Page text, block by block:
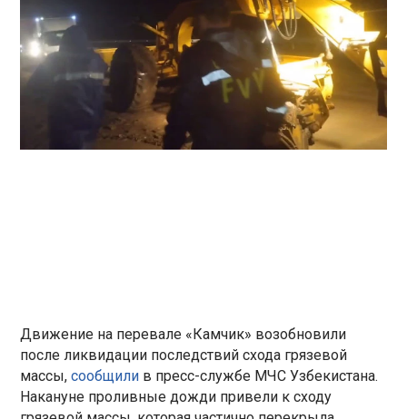
Движение на перевале «Камчик» возобновили
после ликвидации последствий схода грязевой
массы,сообщили в пресс-службе МЧС Узбекистана.
Накануне проливные дожди привели к сходу